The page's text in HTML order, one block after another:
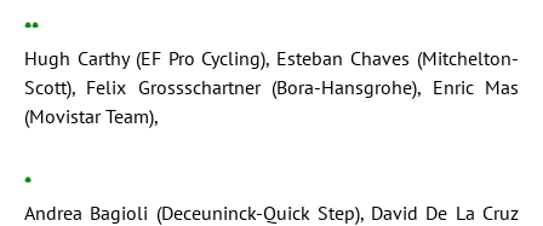
**
Hugh Carthy (EF Pro Cycling), Esteban Chaves (Mitchelton-
Scott), Felix Grossschartner (Bora-Hansgrohe), Enric Mas
(Movistar Team),
*
Andrea Bagioli (Deceuninck-Quick Step), David De La Cruz